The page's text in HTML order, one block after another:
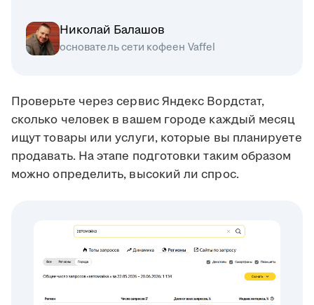
Николай Балашов
основатель сети кофеен Vaffel
Проверьте через сервис Яндекс Вордстат,
сколько человек в вашем городе каждый месяц
ищут товары или услуги, которые вы планируете
продавать. На этапе подготовки таким образом
можно определить, высокий ли спрос.